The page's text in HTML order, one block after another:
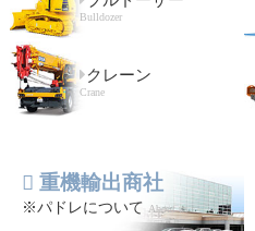
Bulldozer
クレーン
Crane
重機輸出商社
※パドレについて About us